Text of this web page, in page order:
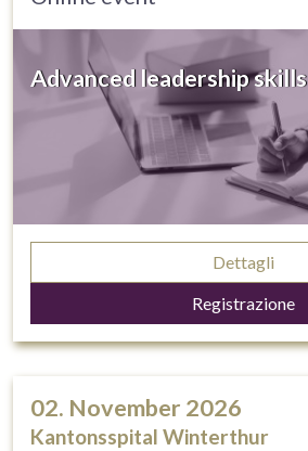
Advanced leadership skills
Dettagli
Registrazione
02. November 2026
Kantonsspital Winterthur